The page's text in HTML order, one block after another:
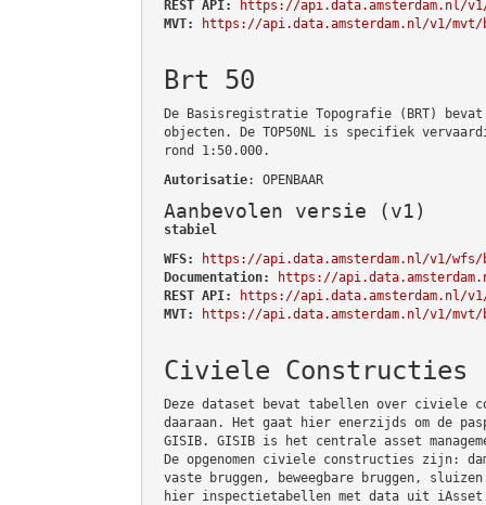
REST API:
https://api.data.amsterdam.nl/
MVT:
https://api.data.amsterdam.nl/v1/mvt/
Brt 50
De Basisregistratie Topografie (BRT)
objecten. De TOP50NL is specifiek
rond 1:50.000.
Autorisatie: OPENBAAR
Aanbevolen versie (v1)
stabiel
WFS:
https://api.data.amsterdam.nl/v1/wfs/
Documentation:
https://
REST API:
https://api.data.amsterdam.nl/
MVT:
https://api.data.amsterdam.nl/v1/mvt/
Civiele Constructies
Deze dataset bevat tabellen over civiele
daaraan. Het gaat hier enerzijds om de
GISIB. GISIB is het centrale asset
De opgenomen civiele constructies zijn:
vaste bruggen, beweegbare bruggen,
hier inspectietabellen met data uit